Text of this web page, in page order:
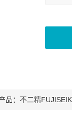
品： 不二精